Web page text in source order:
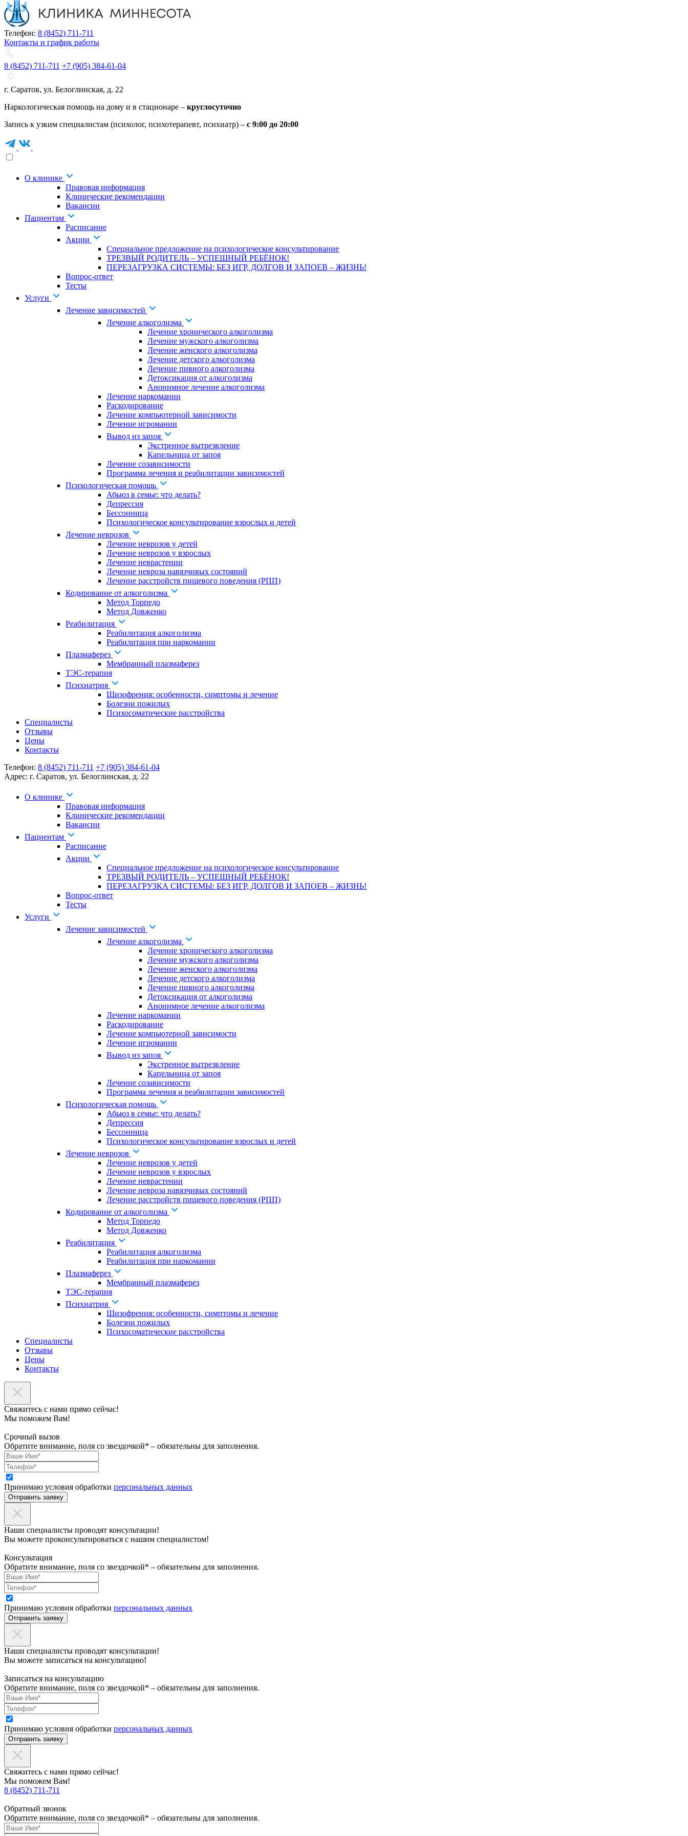
Телефон: 8 (8452) 711-711
Контакты и график работы
8 (8452) 711-711 +7 (905) 384-61-04
г. Саратов, ул. Белоглинская, д. 22
Наркологическая помощь на дому и в стационаре – круглосуточно
Запись к узким специалистам (психолог, психотерапевт, психиатр) – с 9:00 до 20:00
О клинике
Правовая информация
Клинические рекомендации
Вакансии
Пациентам
Расписание
Акции
Специальное предложение на психологическое консультирование
ТРЕЗВЫЙ РОДИТЕЛЬ – УСПЕШНЫЙ РЕБЁНОК!
ПЕРЕЗАГРУЗКА СИСТЕМЫ: БЕЗ ИГР, ДОЛГОВ И ЗАПОЕВ – ЖИЗНЬ!
Вопрос-ответ
Тесты
Услуги
Лечение зависимостей
Лечение алкоголизма
Лечение хронического алкоголизма
Лечение мужского алкоголизма
Лечение женского алкоголизма
Лечение детского алкоголизма
Лечение пивного алкоголизма
Детоксикация от алкоголизма
Анонимное лечение алкоголизма
Лечение наркомании
Раскодирование
Лечение компьютерной зависимости
Лечение игромании
Вывод из запоя
Экстренное вытрезвление
Капельница от запоя
Лечение созависимости
Программа лечения и реабилитации зависимостей
Психологическая помощь
Абьюз в семье: что делать?
Депрессия
Бессонница
Психологическое консультирование взрослых и детей
Лечение неврозов
Лечение неврозов у детей
Лечение неврозов у взрослых
Лечение неврастении
Лечение невроза навязчивых состояний
Лечение расстройств пищевого поведения (РПП)
Кодирование от алкоголизма
Метод Торпедо
Метод Довженко
Реабилитация
Реабилитация алкоголизма
Реабилитация при наркомании
Плазмаферез
Мембранный плазмаферез
ТЭС-терапия
Психиатрия
Шизофрения: особенности, симптомы и лечение
Болезни пожилых
Психосоматические расстройства
Специалисты
Отзывы
Цены
Контакты
Телефон: 8 (8452) 711-711 +7 (905) 384-61-04
Адрес: г. Саратов, ул. Белоглинская, д. 22
О клинике
Правовая информация
Клинические рекомендации
Вакансии
Пациентам
Расписание
Акции
Специальное предложение на психологическое консультирование
ТРЕЗВЫЙ РОДИТЕЛЬ – УСПЕШНЫЙ РЕБЁНОК!
ПЕРЕЗАГРУЗКА СИСТЕМЫ: БЕЗ ИГР, ДОЛГОВ И ЗАПОЕВ – ЖИЗНЬ!
Вопрос-ответ
Тесты
Услуги
Лечение зависимостей
Лечение алкоголизма
Лечение хронического алкоголизма
Лечение мужского алкоголизма
Лечение женского алкоголизма
Лечение детского алкоголизма
Лечение пивного алкоголизма
Детоксикация от алкоголизма
Анонимное лечение алкоголизма
Лечение наркомании
Раскодирование
Лечение компьютерной зависимости
Лечение игромании
Вывод из запоя
Экстренное вытрезвление
Капельница от запоя
Лечение созависимости
Программа лечения и реабилитации зависимостей
Психологическая помощь
Абьюз в семье: что делать?
Депрессия
Бессонница
Психологическое консультирование взрослых и детей
Лечение неврозов
Лечение неврозов у детей
Лечение неврозов у взрослых
Лечение неврастении
Лечение невроза навязчивых состояний
Лечение расстройств пищевого поведения (РПП)
Кодирование от алкоголизма
Метод Торпедо
Метод Довженко
Реабилитация
Реабилитация алкоголизма
Реабилитация при наркомании
Плазмаферез
Мембранный плазмаферез
ТЭС-терапия
Психиатрия
Шизофрения: особенности, симптомы и лечение
Болезни пожилых
Психосоматические расстройства
Специалисты
Отзывы
Цены
Контакты
Свяжитесь с нами прямо сейчас!
Мы поможем Вам!
Срочный вызов
Обратите внимание, поля со звездочкой* – обязательны для заполнения.
Принимаю условия обработки персональных данных
Отправить заявку
Наши специалисты проводят консультации!
Вы можете проконсультироваться с нашим специалистом!
Консультация
Обратите внимание, поля со звездочкой* – обязательны для заполнения.
Принимаю условия обработки персональных данных
Отправить заявку
Наши специалисты проводят консультации!
Вы можете записаться на консультацию!
Записаться на консультацию
Обратите внимание, поля со звездочкой* – обязательны для заполнения.
Принимаю условия обработки персональных данных
Отправить заявку
Свяжитесь с нами прямо сейчас!
Мы поможем Вам!
8 (8452) 711-711
Обратный звонок
Обратите внимание, поля со звездочкой* – обязательны для заполнения.